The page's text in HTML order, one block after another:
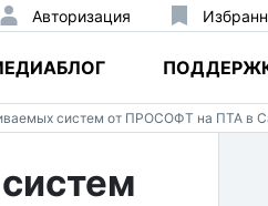
Авторизация
систем от ПРОСОФТ на ПТА в